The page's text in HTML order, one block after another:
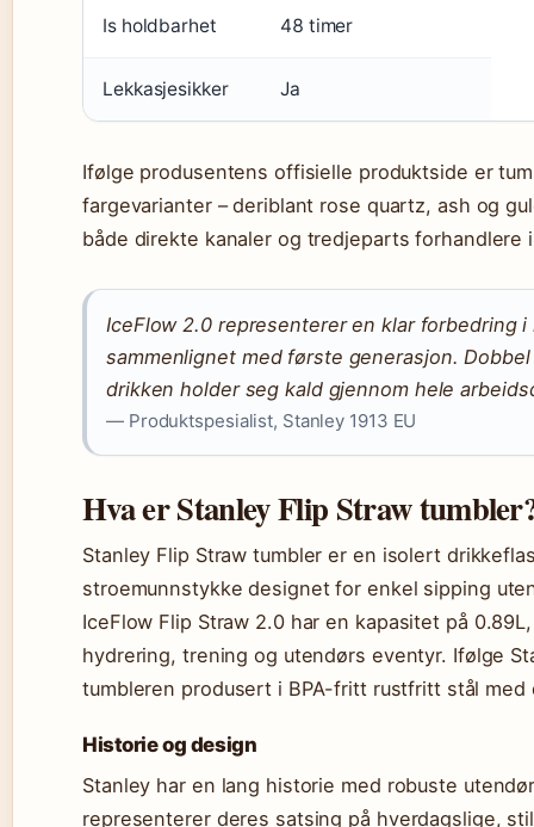
Is holdbarhet 48 timer
Lekkasjesikker Ja
Ifølge produsentens offisielle produktside er
fargevarianter – deriblant rose quartz, ash og
både direkte kanaler og tredjeparts forhandlere
IceFlow 2.0 representerer en klar forbedring
sammenlignet med første generasjon.
drikken holder seg kald gjennom hele
— Produktspesialist, Stanley 1913 EU
Hva er Stanley Flip Straw
Stanley Flip Straw tumbler er en isolert
stroemunnstykke designet for enkel sipping
IceFlow Flip Straw 2.0 har en kapasitet på
hydrering, trening og utendørs eventyr. Ifølge
tumbleren produsert i BPA-fritt rustfritt stål med
Historie og design
Stanley har en lang historie med robuste
representerer deres satsing på hverdagslige,